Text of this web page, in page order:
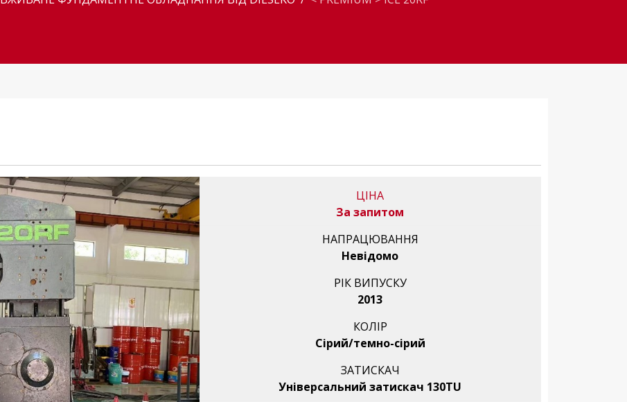
ЦІНА
За запитом
НАПРАЦЮВАННЯ
Невідомо
РІК ВИПУСКУ
2013
КОЛІР
Сірий/темно-сірий
ЗАТИСКАЧ
Універсальний затискач 130TU